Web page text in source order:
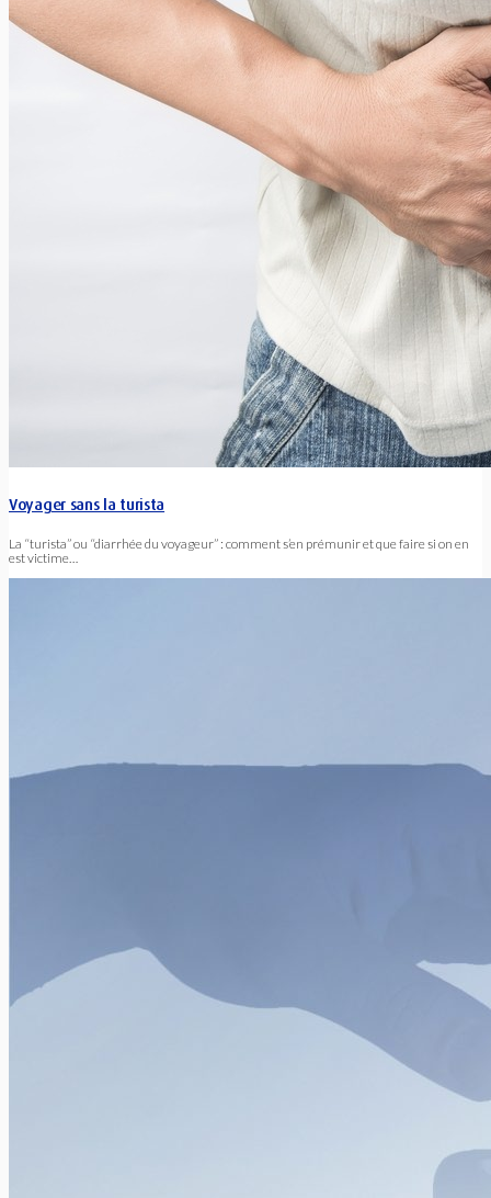
Voyager sans la turista
La “turista” ou “diarrhée du voyageur” : comment s’en prémunir et que faire si on en
est victime…